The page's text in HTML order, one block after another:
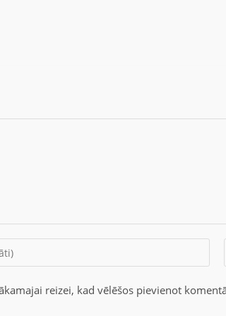
reizei, kad vēlēšos pievienot